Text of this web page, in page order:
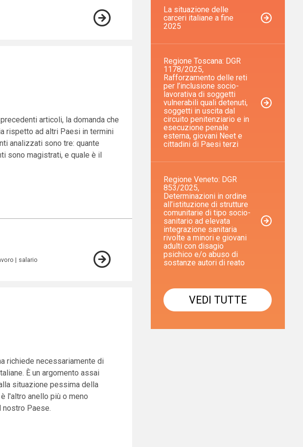
articoli, la domanda che
rispetto ad altri Paesi in termini
analizzati sono tre: quante
sono magistrati, e quale è il
salario
richiede necessariamente di
È un argomento assai
situazione pessima della
l'altro anello più o meno
Paese.
La situazione delle
carceri italiane a fine
2025
Regione Toscana: DGR
1178/2025,
Rafforzamento delle reti
per l’inclusione socio-
lavorativa di soggetti
vulnerabili quali detenuti,
soggetti in uscita dal
circuito penitenziario e in
esecuzione penale
esterna, giovani Neet e
cittadini di Paesi terzi
Regione Veneto: DGR
853/2025,
Determinazioni in ordine
all’istituzione di strutture
comunitarie di tipo socio-
sanitario ad elevata
integrazione sanitaria
rivolte a minori e giovani
adulti con disagio
psichico e/o abuso di
sostanze autori di reato
VEDI TUTTE